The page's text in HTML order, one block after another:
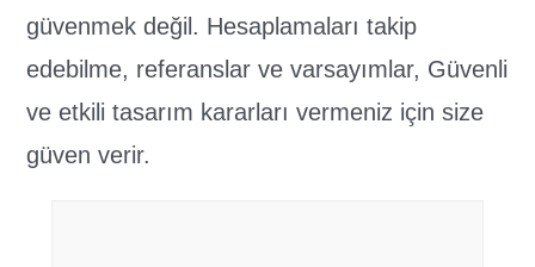
güvenmek değil. Hesaplamaları takip
edebilme, referanslar ve varsayımlar, Güvenli
ve etkili tasarım kararları vermeniz için size
güven verir.